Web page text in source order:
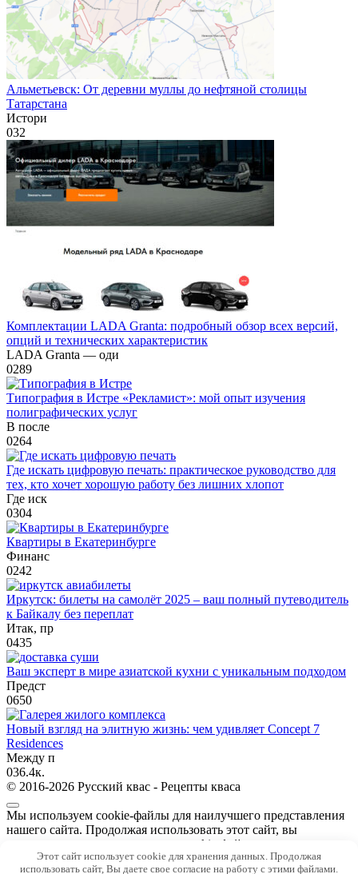
Альметьевск: От деревни муллы до нефтяной столицы
Татарстана
Истори
032
Комплектации LADA Granta: подробный обзор всех версий,
опций и технических характеристик
LADA Granta — оди
0289
Типография в Истре «Рекламист»: мой опыт изучения
полиграфических услуг
В после
0264
Где искать цифровую печать: практическое руководство для
тех, кто хочет хорошую работу без лишних хлопот
Где иск
0304
Квартиры в Екатеринбурге
Финанс
0242
Иркутск: билеты на самолёт 2025 – ваш полный путеводитель
к Байкалу без переплат
Итак, пр
0435
Ваш эксперт в мире азиатской кухни с уникальным подходом
Предст
0650
Новый взгляд на элитную жизнь: чем удивляет Concept 7
Residences
Между п
036.4к.
© 2016-2026 Русский квас - Рецепты кваса
Этот сайт использует cookie для хранения данных. Продолжая
использовать сайт, Вы даете свое согласие на работу с этими файлами.
Мы используем cookie-файлы для наилучшего представления
нашего сайта. Продолжая использовать этот сайт, вы
соглашаетесь с использованием cookie-файлов.
Принять